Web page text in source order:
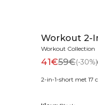
Workout 2-
Workout Collection
41€59€(-30%)
2-in-1-short met 17